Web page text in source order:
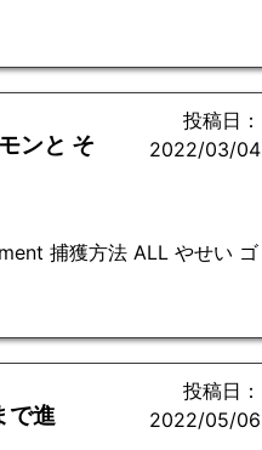
ンと そ
投稿日：
2022/03/04
捕獲方法 ALL やせい ゴ
で進
投稿日：
2022/05/06